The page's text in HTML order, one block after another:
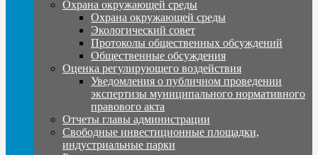
Охрана окружающей среды
Охрана окружающей среды
Экологический совет
Протоколы общественных обсуждений
Общественные обсуждения
Оценка регулирующего воздействия
Уведомления о публичном проведении
экспертизы муниципального нормативного
правового акта
Отчеты главы администрации
Свободные инвестиционные площадки,
индустриальные парки